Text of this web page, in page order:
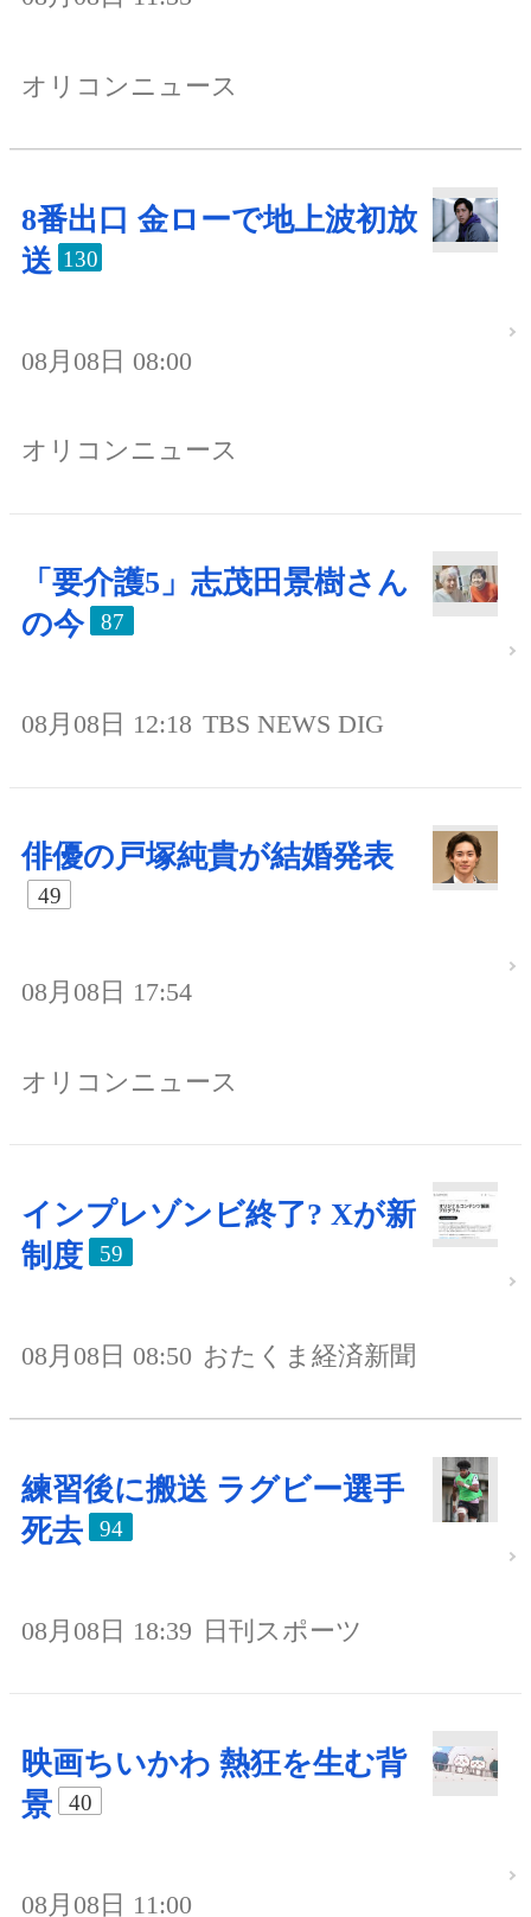
オリコンニュース
8番出口 金ローで地上波初放
送 130
08月08日 08:00
オリコンニュース
「要介護5」志茂田景樹さん
の今
87
08月08日 12:18 TBS NEWS DIG
俳優の戸塚純貴が結婚発表
49
08月08日 17:54
オリコンニュース
インプレゾンビ終了? Xが新
制度
59
08月08日 08:50 おたくま経済新聞
練習後に搬送 ラグビー選手
死去
94
08月08日 18:39 日刊スポーツ
映画ちいかわ 熱狂を生む背
景
40
08月08日 11:00